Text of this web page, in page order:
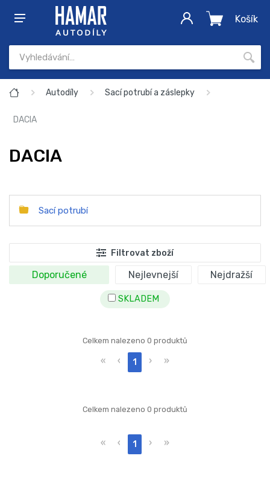
Košík
Autodíly Sací potrubí a záslepky
DACIA
DACIA
Sací potrubí
Filtrovat zboží
Doporučené Nejlevnejší Nejdražší
SKLADEM
Celkem nalezeno 0 produktů
« ‹ 1 › »
Celkem nalezeno 0 produktů
« ‹ 1 › »